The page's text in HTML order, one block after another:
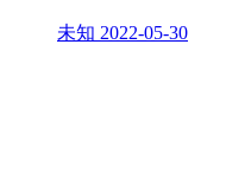
未知 2022-05-30